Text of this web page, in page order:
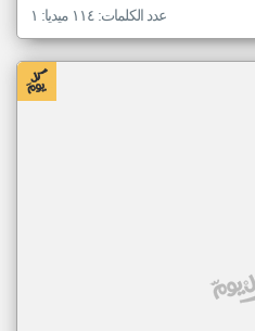
عدد الكلمات: ١١٤ ميديا: ١